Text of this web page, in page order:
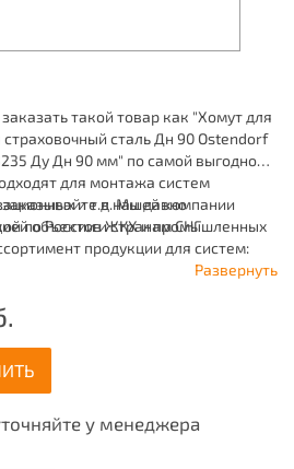
такой товар как "Хомут для
страховочный сталь Дн 90 Ostendorf
Ду Дн 90 мм" по самой выгодной
для монтажа систем
и т.д. Мы давно
объектов ЖКХ и промышленных
продукции для систем:
канализации и пожаротушения.
в нашей компании
по России и странам СНГ.
Развернуть
у менеджера